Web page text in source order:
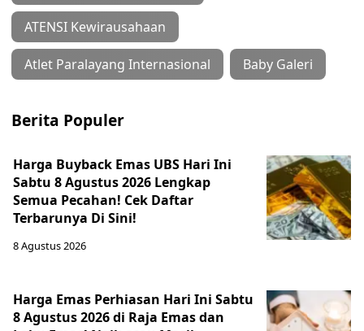
ATENSI Kewirausahaan
Atlet Paralayang Internasional Baby Galeri
Berita Populer
Harga Buyback Emas UBS Hari Ini
Sabtu 8 Agustus 2026 Lengkap
Semua Pecahan! Cek Daftar
Terbarunya Di Sini!
8 Agustus 2026
Harga Emas Perhiasan Hari Ini Sabtu
8 Agustus 2026 di Raja Emas dan